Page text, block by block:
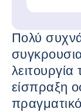
Πολύ
είσπραξη